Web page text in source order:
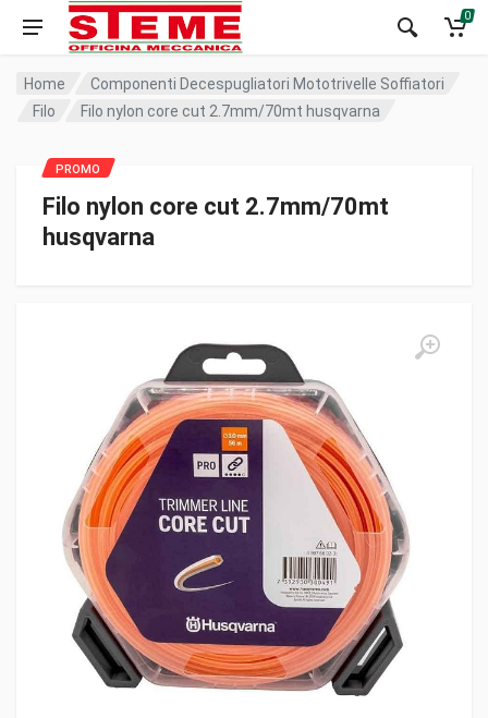
0
Home
Componenti Decespugliatori Mototrivelle Soffiatori
Filo
Filo nylon core cut 2.7mm/70mt husqvarna
Filo nylon core cut 2.7mm/70mt
husqvarna